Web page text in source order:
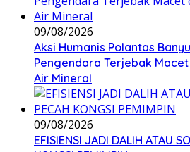
09/08/2026
Aksi Humanis Polantas
Pengendara Terjebak
Air Mineral
09/08/2026
EFISIENSI JADI DALIH ATAU